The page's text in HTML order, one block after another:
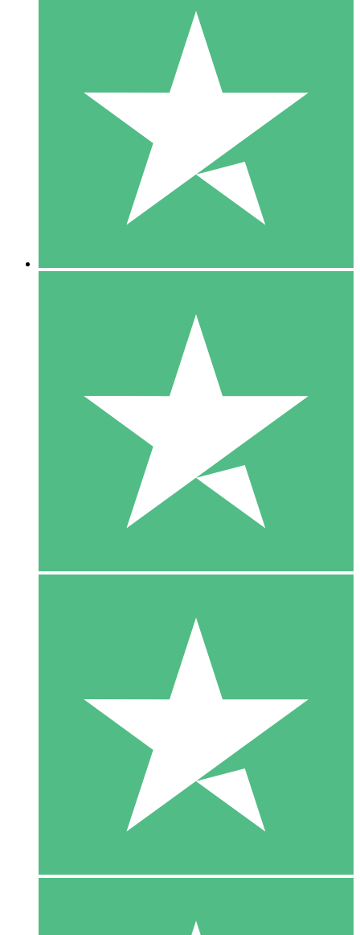
Individuella Kreditpaket
Betala per användning med nedladdningskrediter. Inget
1 Nedladdningar
10 00
10 Nedladdningar
20 00